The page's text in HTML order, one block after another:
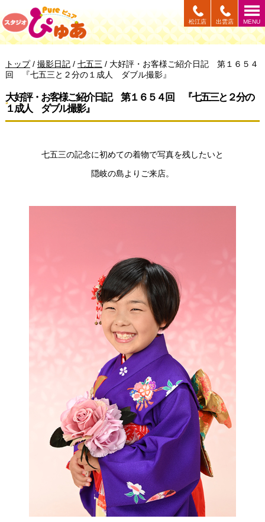
このページの本文へ
MENU
出雲店
松江店
現
在
位
置：
トップ/ 撮影日記/ 七五三 / 大好評・お客様ご紹介日記 第１６５４
回 『七五三と２分の１成人 ダブル撮影』
大好評・お客様ご紹介日記 第１６５４回 『七五三と２分の
１成人 ダブル撮影』
七五三の記念に初めての着物で写真を残したいと
隠岐の島よりご来店。